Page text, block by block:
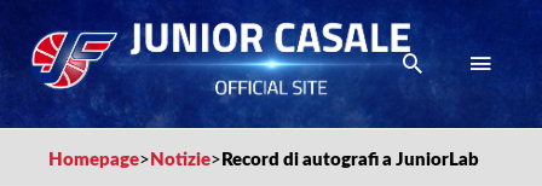
Homepage> Notizie> Record di autografi a JuniorLab